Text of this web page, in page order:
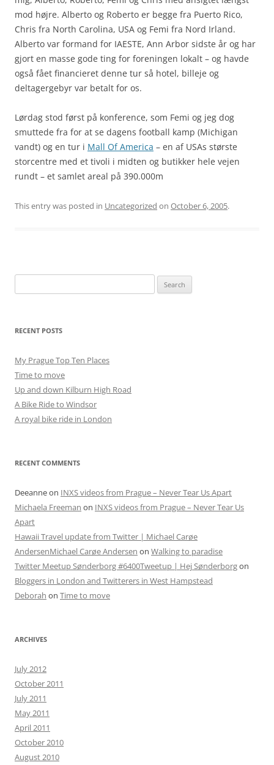
mod højre. Alberto og Roberto er begge fra Puerto Rico,
Chris fra North Carolina, USA og Femi fra Nord Irland.
Alberto var formand for IAESTE, Ann Arbor sidste år og har
gjort en masse gode ting for foreningen lokalt – og havde
også fået financieret denne tur så hotel, billeje og
deltagergebyr var betalt for os.
Lørdag stod først på konference, som Femi og jeg dog
smuttede fra for at se dagens football kamp (Michigan
vandt) og en tur i Mall Of America – en af USAs største
storcentre med et tivoli i midten og butikker hele vejen
rundt – et samlet areal på 390.000m
This entry was posted in Uncategorized on October 6, 2005.
for:
RECENT POSTS
My Prague Top Ten Places
Time to move
Up and down Kilburn High Road
A Bike Ride to Windsor
A royal bike ride in London
RECENT COMMENTS
Deeanneon INXS videos from Prague – Never Tear Us Apart
Michaela Freeman on INXS videos from Prague – Never Tear Us
Apart
Hawaii Travel update from Twitter | Michael Carøe
AndersenMichael Carøe Andersen on Walking to paradise
Twitter Meetup Sønderborg #6400Tweetup | Hej Sønderborgon
Bloggers in London and Twitterers in West Hampstead
Deborah on Time to move
ARCHIVES
July 2012
October 2011
July 2011
May 2011
April 2011
October 2010
August 2010